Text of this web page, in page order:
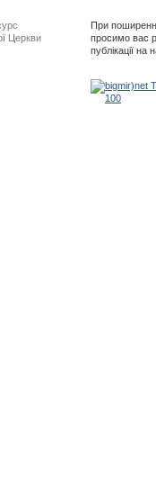
Церкви
При
просимо вас
публікації на